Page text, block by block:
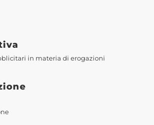
in materia di erogazioni